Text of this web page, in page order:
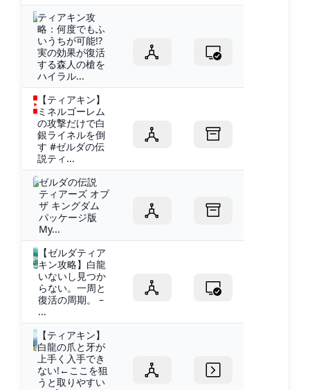
ティアキン攻
略：何度でもふ
いうちが可能!?
実の効果が復活
する森人の槍を
ハイラル...
【ティアキン】
ミネルゴーレム
の攻撃だけで白
銀ライネルを倒
す #ゼルダの伝
説ティ...
ゼルダの伝説
ティアーズ オブ
ザ キングダム
パッケージ版
My...
【ゼルダティア
キン攻略】白龍
いないし見つか
らない。一周と
復活の周期。 –
...
【ティアキン】
白龍の爪と牙が
上手く入手でき
ない!←ここを狙
うと取りやすい